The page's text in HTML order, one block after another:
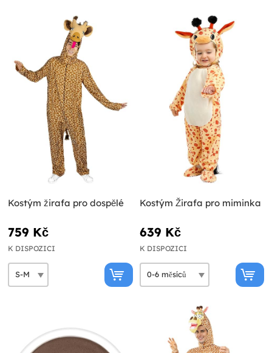
Kostým žirafa pro dospělé
759 Kč
K DISPOZICI
Kostým Žirafa pro miminka
639 Kč
K DISPOZICI